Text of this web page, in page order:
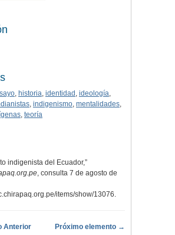
, historia, identidad , ideología,
, indigenismo, mentalidades,
, teoría
indigenista del Ecuador,”
, consulta 7 de agosto de
items/show/13076.
Anterior Próximo elemento →